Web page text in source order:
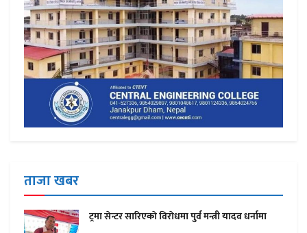
ताजा खबर
ट्रमा सेन्टर सारिएकाे विराेधमा पुर्व मन्त्री यादव धर्नामा